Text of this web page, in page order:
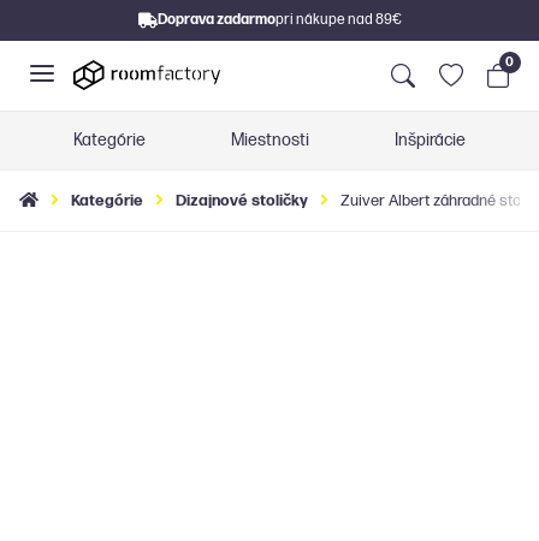
Doprava zadarmopri nákupe nad 89€
0
Kategórie Miestnosti Inšpirácie
Kategórie Dizajnové stoličky Zuiver Albert záhradné